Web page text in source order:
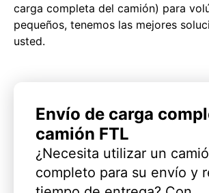
carga completa del camión) para
pequeños, tenemos las mejores
usted.
Envío de carga
camión FTL
¿Necesita utilizar un
completo para su envío y